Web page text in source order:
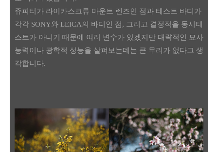
쥬피터가 라이카스크류 마운트 렌즈인 점과 테스트 바디가
각각 SONY와 LEICA의 바디인 점, 그리고 결정적을 동시테
스트가 아니기 때문에 여러 변수가 있겠지만 대략적인 묘사
능력이나 광학적 성능을 살펴보는데는 큰 무리가 없다고 생
각합니다.